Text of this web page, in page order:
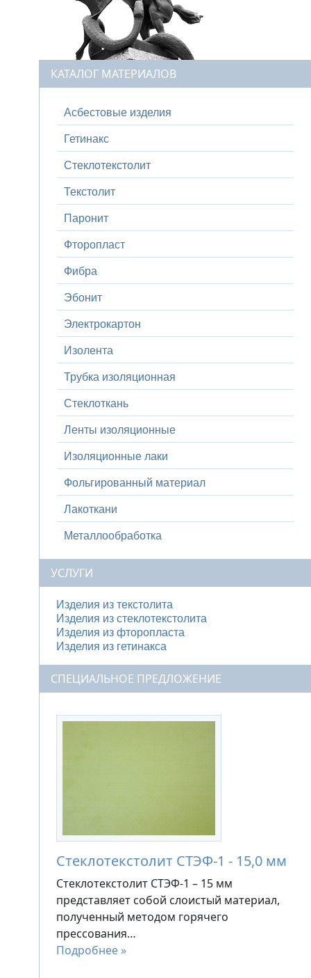
КАТАЛОГ МАТЕРИАЛОВ
Асбестовые изделия
Гетинакс
Стеклотекстолит
Текстолит
Паронит
Фторопласт
Фибра
Эбонит
Электрокартон
Изолента
Трубка изоляционная
Стеклоткань
Ленты изоляционные
Изоляционные лаки
Фольгированный материал
Лакоткани
Металлообработка
УСЛУГИ
Изделия из текстолита
Изделия из стеклотекстолита
Изделия из фторопласта
Изделия из гетинакса
СПЕЦИАЛЬНОЕ ПРЕДЛОЖЕНИЕ
Стеклотекстолит СТЭФ-1 - 15,0 мм
Стеклотекстолит СТЭФ-1 – 15 мм
представляет собой слоистый материал,
полученный методом горячего
прессования…
Подробнее »